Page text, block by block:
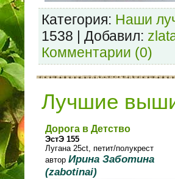
Категория: Наши
1538 | Добавил:
Комментарии (0)
Лучшие
Дорога в Детство
ЭстЭ 155
Лугана 25ct, петит/полукрест
автор Ирина Заботина
(zabotinai)